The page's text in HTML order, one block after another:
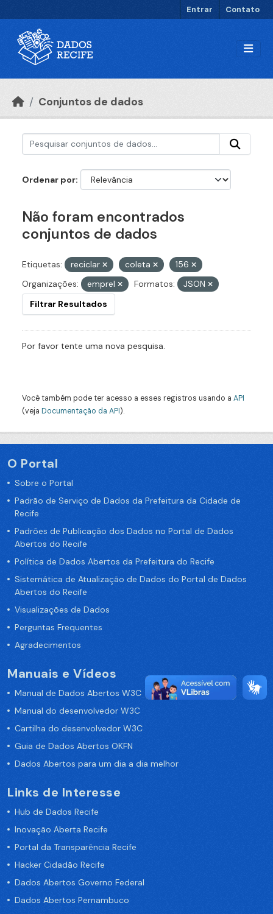
Entrar Contato
Conjuntos de dados
Ordenar por
Não foram encontrados
conjuntos de dados
Etiquetas: reciclar coleta
156
Organizações:
emprel Formatos:
JSON
Filtrar Resultados
Por favor tente uma nova pesquisa.
Você também pode ter acesso a esses registros usando a API
(veja Documentação da API).
O Portal
Sobre o Portal
Padrão de Serviço de Dados da Prefeitura da Cidade de
Recife
Padrões de Publicação dos Dados no Portal de Dados
Abertos do Recife
Política de Dados Abertos da Prefeitura do Recife
Sistemática de Atualização de Dados do Portal de Dados
Abertos do Recife
Visualizações de Dados
Perguntas Frequentes
Agradecimentos
Manuais e Vídeos
Manual de Dados Abertos W3C
Manual do desenvolvedor W3C
Cartilha do desenvolvedor W3C
Guia de Dados Abertos OKFN
Dados Abertos para um dia a dia melhor
Links de Interesse
Hub de Dados Recife
Inovação Aberta Recife
Portal da Transparência Recife
Hacker Cidadão Recife
Dados Abertos Governo Federal
Dados Abertos Pernambuco